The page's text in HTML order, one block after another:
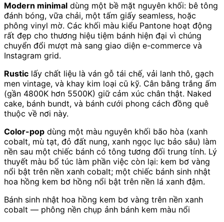
Modern minimal dùng một bề mặt nguyên khối: bê tông
đánh bóng, vữa chải, một tấm giấy seamless, hoặc
phông vinyl mờ. Các khối màu kiểu Pantone hoạt động
rất đẹp cho thương hiệu tiệm bánh hiện đại vì chúng
chuyển đổi mượt mà sang giao diện e-commerce và
Instagram grid.
Rustic lấy chất liệu là ván gỗ tái chế, vải lanh thô, gạch
men vintage, và khay kim loại cũ kỹ. Cân bằng trắng ấm
(gần 4800K hơn 5500K) giữ cảm xúc chân thật. Naked
cake, bánh bundt, và bánh cưới phong cách đồng quê
thuộc về nơi này.
Color-pop dùng một màu nguyên khối bão hòa (xanh
cobalt, mù tạt, đỏ đất nung, xanh ngọc lục bảo sâu) làm
nền sau một chiếc bánh có tông tương đối trung tính. Lý
thuyết màu bổ túc làm phần việc còn lại: kem bơ vàng
nổi bật trên nền xanh cobalt; một chiếc bánh sinh nhật
hoa hồng kem bơ hồng nổi bật trên nền lá xanh đậm.
Bánh sinh nhật hoa hồng kem bơ vàng trên nền xanh
cobalt — phông nền chụp ảnh bánh kem màu nổi